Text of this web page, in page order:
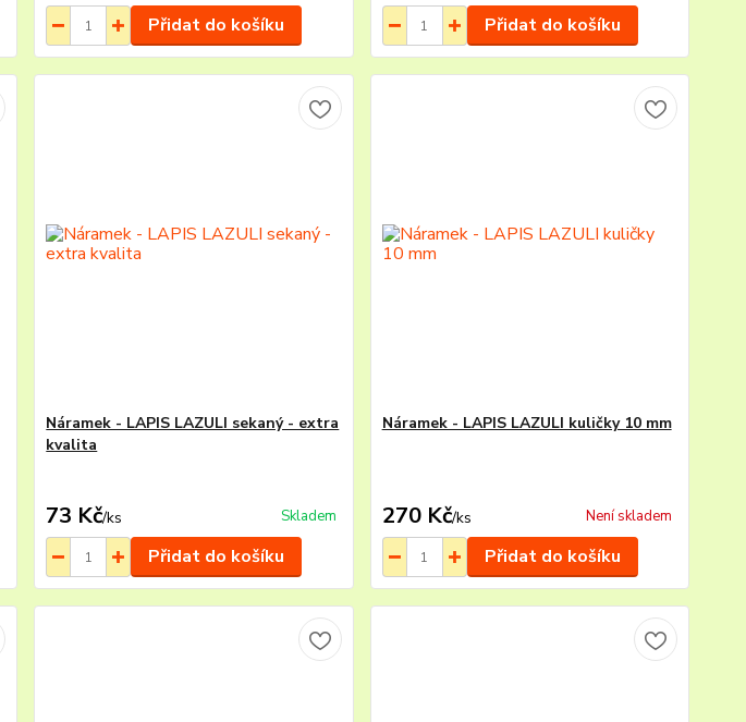
Přidat do košíku Přidat do košíku
Náramek - LAPIS LAZULI sekaný - extra
kvalita
73 Kč/ks Skladem
Přidat do košíku
Náramek - LAPIS LAZULI kuličky 10 mm
270 Kč/ks Není skladem
Přidat do košíku